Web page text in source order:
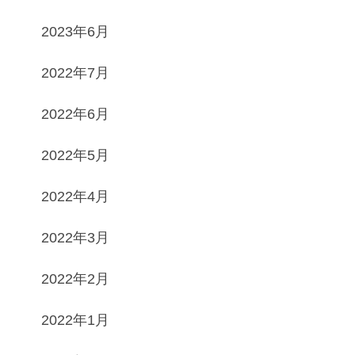
2023年6月
2022年7月
2022年6月
2022年5月
2022年4月
2022年3月
2022年2月
2022年1月